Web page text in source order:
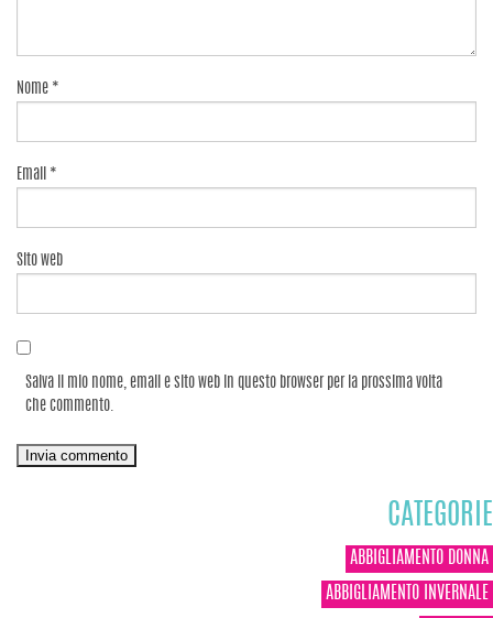
Nome *
Email *
Sito web
Salva il mio nome, email e sito web in questo browser per la prossima volta
che commento.
CATEGORIE
ABBIGLIAMENTO DONNA
ABBIGLIAMENTO INVERNALE